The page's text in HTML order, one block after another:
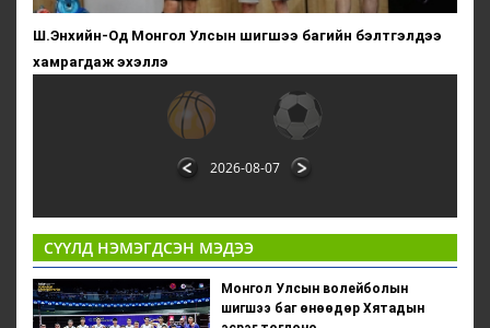
Ш.Энхийн-Од Монгол Улсын шигшээ багийн бэлтгэлдээ
хамрагдаж эхэллэ
2026-08-07
СҮҮЛД НЭМЭГДСЭН МЭДЭЭ
Монгол Улсын волейболын
шигшээ баг өнөөдөр Хятадын